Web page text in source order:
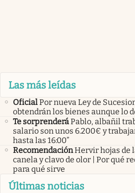
Las más leídas
OficialPor nueva Ley de
obtendrán los bienes aunque lo
Te sorprenderáPablo, albañil
salario son unos 6.200€ y
hasta las 16:00”
RecomendaciónHervir hojas de
canela y clavo de olor | Por qué
para qué sirve
Últimas noticias